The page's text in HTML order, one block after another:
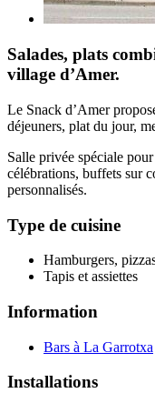
Salades, plats
village d’Amer.
Le Snack d’Amer
déjeuners, plat du jour,
Salle privée spéciale
célébrations, buffets sur
personnalisés.
Type de cuisine
Hamburgers,
Tapis et assiettes
Information
Bars à La Garrotxa
Installations